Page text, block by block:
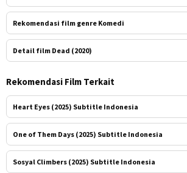
Rekomendasi film genre Komedi
Detail film Dead (2020)
Rekomendasi Film Terkait
Heart Eyes (2025) Subtitle Indonesia
One of Them Days (2025) Subtitle Indonesia
Sosyal Climbers (2025) Subtitle Indonesia